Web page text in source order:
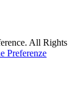
All Rights
Preferenze